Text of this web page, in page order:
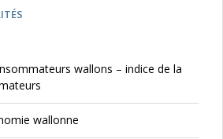
wallons – indice de la
wallonne